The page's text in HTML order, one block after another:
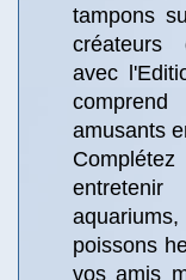
tampons
créateurs
avec
amusants
poissons
vos amis